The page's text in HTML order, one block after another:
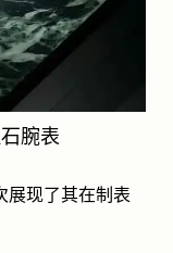
腕表
展现了其在制表